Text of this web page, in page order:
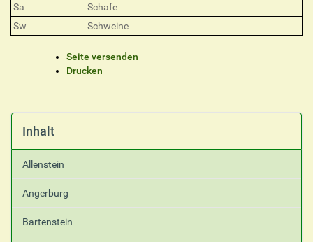
Sa
Schafe
Sw
Schweine
l
t
p
e
z
i
f
i
s
Seite versenden
Drucken
Inhalt
Allenstein
Angerburg
Bartenstein